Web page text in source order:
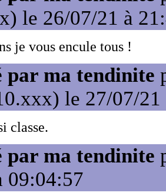
le 26/07/21 à
je vous encule tous !
par ma tendinite
le 27/07/21
classe.
par ma tendinite
09:04:57